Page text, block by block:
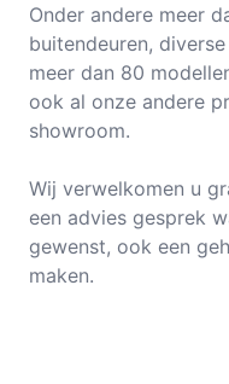
Onder andere meer
buitendeuren,
meer dan 80
ook al onze andere
showroom.
Wij verwelkomen u
een advies gesprek
gewenst, ook een
maken.